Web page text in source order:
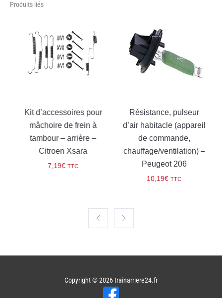
Produits liés
Kit d’accessoires pour
mâchoire de frein à
tambour – arrière –
Citroen Xsara
7,19€ TTC
Résistance, pulseur
d’air habitacle (appareil
de commande,
chauffage/ventilation) –
Peugeot 206
10,19€ TTC
Copyright © 2026trainarriere24.fr